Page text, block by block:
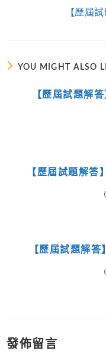
【歷屆
YOU MIGHT ALSO
【歷屆試題解
【歷屆試題解答
【歷屆試題解
發佈留言